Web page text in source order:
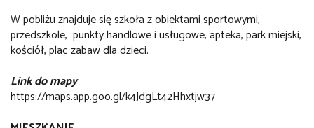
W pobliżu znajduje się szkoła z obiektami sportowymi,
przedszkole, punkty handlowe i usługowe, apteka, park miejski,
kościół, plac zabaw dla dzieci.
Link do mapy
https://maps.app.goo.gl/k4JdgLt42Hhxtjw37